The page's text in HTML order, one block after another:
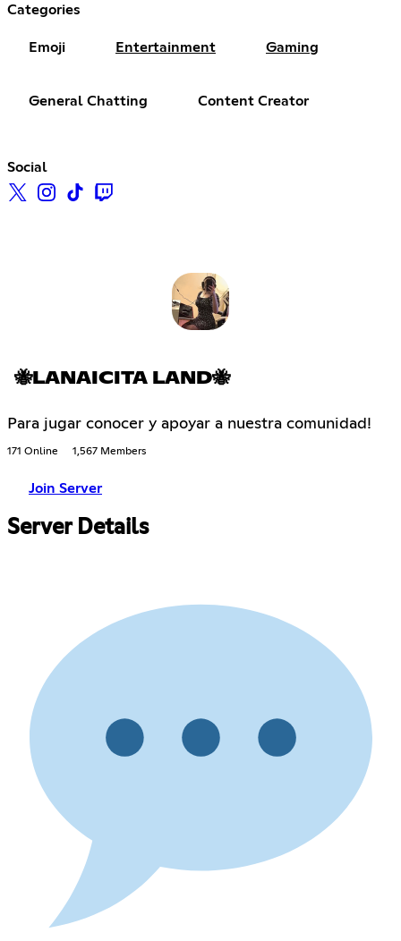
Categories
Emoji Entertainment Gaming
General Chatting Content Creator
Social
🐝LANAICITA LAND🐝
Para jugar conocer y apoyar a nuestra comunidad!
171 Online 1,567 Members
Join Server
Server Details